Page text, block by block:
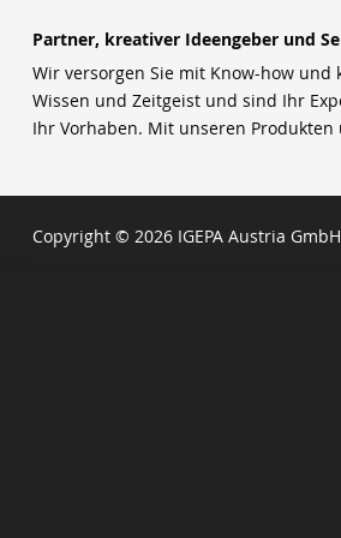
Partner, kreativer Ideengeber und
Wir versorgen Sie mit Know-how
Wissen und Zeitgeist und sind Ihr
Ihr Vorhaben. Mit unseren
Copyright © 2026 IGEPA Austria GmbH